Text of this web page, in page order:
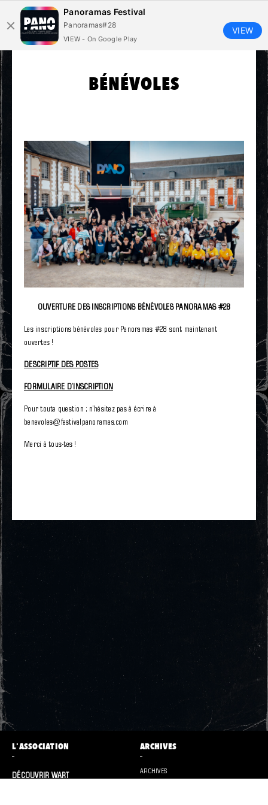
BÉNÉVOLES
OUVERTURE DES INSCRIPTIONS BÉNÉVOLES PANORAMAS #28
Les inscriptions bénévoles pour Panoramas #28 sont maintenant
ouvertes !
DESCRIPTIF DES POSTES
FORMULAIRE D’INSCRIPTION
Pour toute question ; n’hésitez pas à écrire à
benevoles@festivalpanoramas.com
Merci à tous·tes !
L'ASSOCIATION
DÉCOUVRIR WART
ARCHIVES
ARCHIVES
Panoramas Festival
Panoramas#28
VIEW - On Google Play
VIEW